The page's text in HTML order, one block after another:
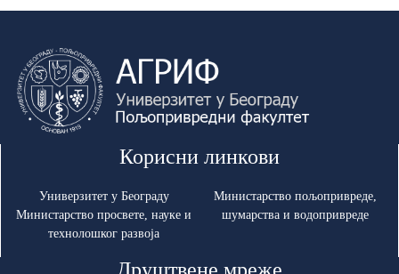
Корисни линкови
Универзитет у Београду
Министарство просвете, науке и
технолошког развоја
Министарство пољопривреде,
шумарства и водопривреде